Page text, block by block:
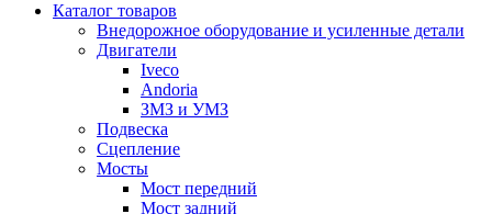
Каталог товаров
Внедорожное оборудование и усиленные детали
Двигатели
Iveco
Andoria
ЗМЗ и УМЗ
Подвеска
Сцепление
Мосты
Мост передний
Мост задний